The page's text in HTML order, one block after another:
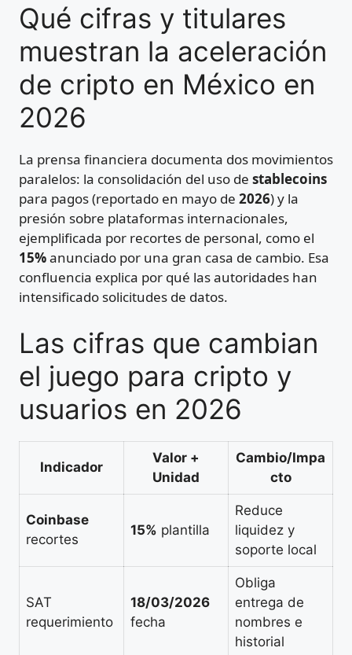
Qué cifras y titulares
muestran la aceleración
de cripto en México en
2026
La prensa financiera documenta dos movimientos
paralelos: la consolidación del uso de stablecoins
para pagos (reportado en mayo de 2026) y la
presión sobre plataformas internacionales,
ejemplificada por recortes de personal, como el
15%anunciado por una gran casa de cambio. Esa
confluencia explica por qué las autoridades han
intensificado solicitudes de datos.
Las cifras que cambian
el juego para cripto y
usuarios en 2026
Indicador
Valor +
Unidad
Cambio/Impa
cto
Coinbase
recortes
15% plantilla
Reduce
liquidez y
soporte local
SAT
requerimiento
18/03/2026
fecha
Obliga
entrega de
nombres e
historial